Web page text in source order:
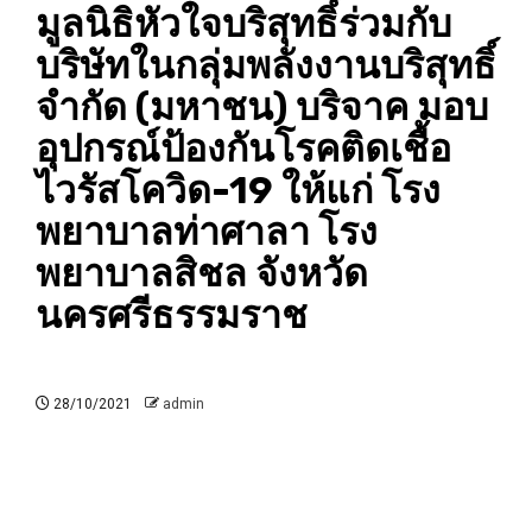
มูลนิธิหัวใจบริสุทธิ์ร่วมกับ
บริษัทในกลุ่มพลังงานบริสุทธิ์
จำกัด (มหาชน) บริจาค มอบ
อุปกรณ์ป้องกันโรคติดเชื้อ
ไวรัสโควิด-19 ให้แก่ โรง
พยาบาลท่าศาลา โรง
พยาบาลสิชล จังหวัด
นครศรีธรรมราช
28/10/2021 admin